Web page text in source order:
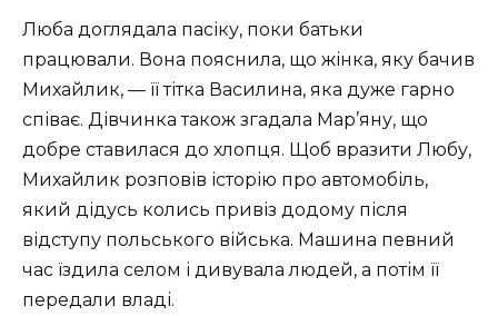
Люба доглядала пасіку, поки батьки
працювали. Вона пояснила, що жінка, яку бачив
Михайлик, — її тітка Василина, яка дуже гарно
співає. Дівчинка також згадала Мар’яну, що
добре ставилася до хлопця. Щоб вразити Любу,
Михайлик розповів історію про автомобіль,
який дідусь колись привіз додому після
відступу польського війська. Машина певний
час їздила селом і дивувала людей, а потім її
передали владі.